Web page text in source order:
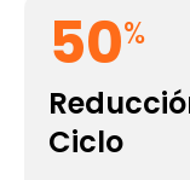
50
50%
Ciclo